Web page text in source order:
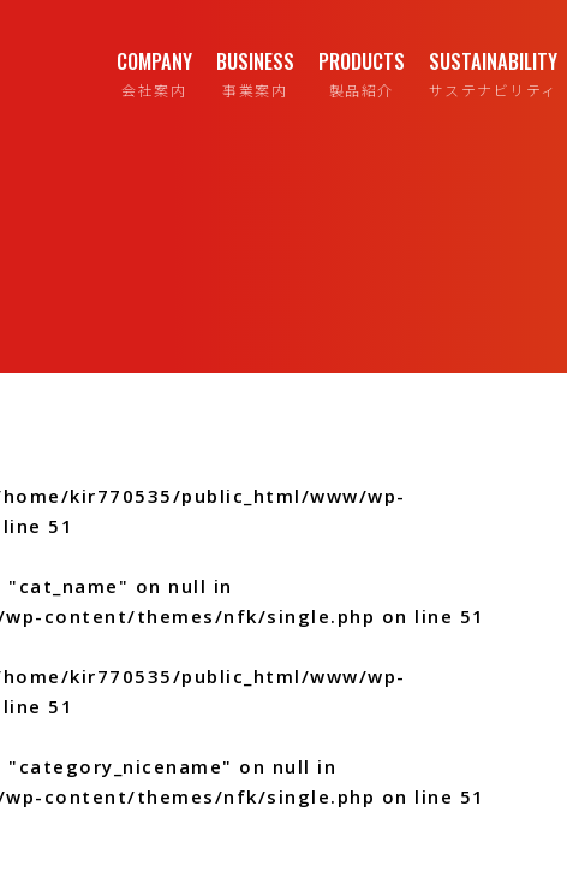
COMPANY
会社案内
BUSINESS
事業案内
PRODUCTS
製品紹介
SUSTAINABILITY
サステナビリティ
kir770535/public_html/www/wp-
51
on null in
content/themes/nfk/single.php on line 51
kir770535/public_html/www/wp-
51
on null in
content/themes/nfk/single.php on line 51